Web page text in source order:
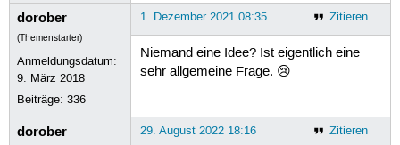
dorober
(Themenstarter)
Anmeldungsdatum:
9. März 2018
Beiträge:336
Zitieren
1. Dezember 2021 08:35
Niemand eine Idee? Ist eigentlich eine
sehr allgemeine Frage. 😢
dorober Zitieren
29. August 2022 18:16